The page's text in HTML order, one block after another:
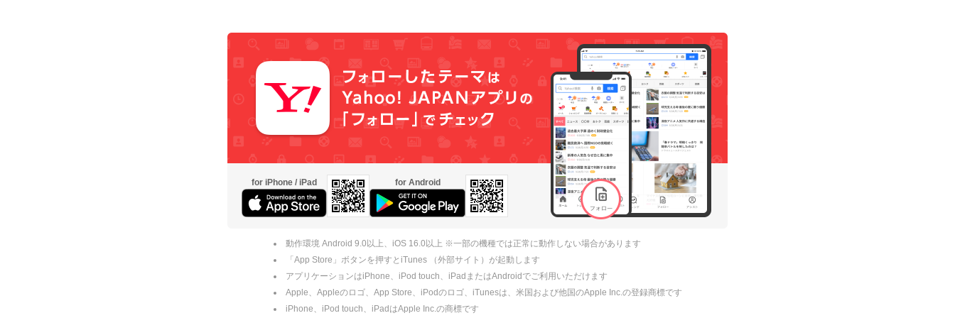
for iPhone / iPad for Android
動作環境 Android 9.0以上、iOS 16.0以上 ※一部の機種では正常に動作しない場合があります
「App Store」ボタンを押すとiTunes （外部サイト）が起動します
アプリケーションはiPhone、iPod touch、iPadまたはAndroidでご利用いただけます
Apple、Appleのロゴ、App Store、iPodのロゴ、iTunesは、米国および他国のApple Inc.の登録商標です
iPhone、iPod touch、iPadはApple Inc.の商標です